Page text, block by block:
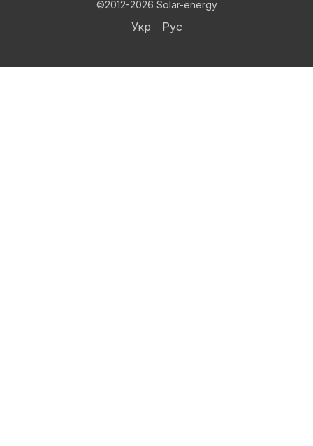
©2012-2026 Solar-energy
Укр Рус